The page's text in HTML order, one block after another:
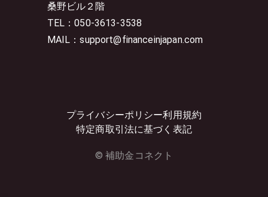
桑野ビル２階
TEL：050-3613-3538
MAIL：support@financeinjapan.com
プライバシーポリシー利用規約
特定商取引法に基づく表記
© 補助金コネクト